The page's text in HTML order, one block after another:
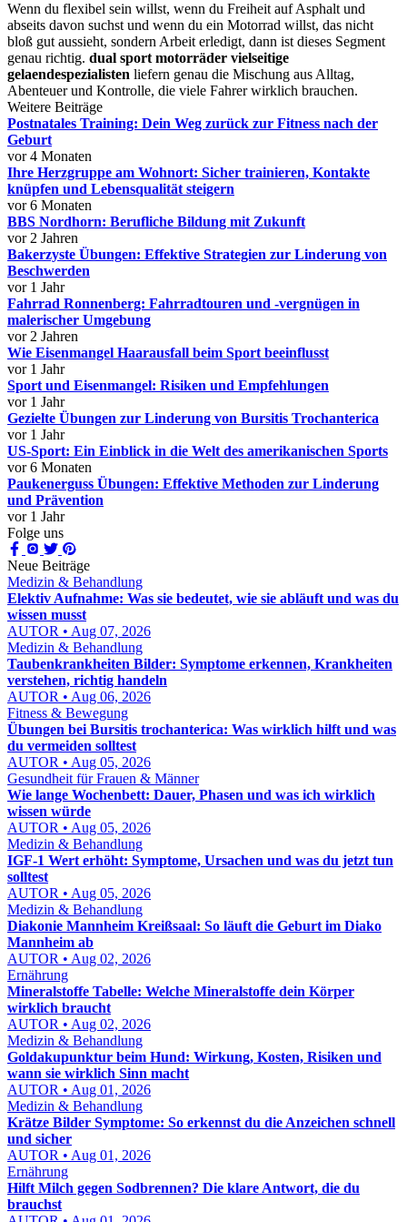
Wenn du flexibel sein willst, wenn du Freiheit auf Asphalt und
abseits davon suchst und wenn du ein Motorrad willst, das nicht
bloß gut aussieht, sondern Arbeit erledigt, dann ist dieses Segment
genau richtig. dual sport motorräder vielseitige
gelaendespezialisten liefern genau die Mischung aus Alltag,
Abenteuer und Kontrolle, die viele Fahrer wirklich brauchen.
Weitere Beiträge
Postnatales Training: Dein Weg zurück zur Fitness nach der
Geburt
vor 4 Monaten
Ihre Herzgruppe am Wohnort: Sicher trainieren, Kontakte
knüpfen und Lebensqualität steigern
vor 6 Monaten
BBS Nordhorn: Berufliche Bildung mit Zukunft
vor 2 Jahren
Bakerzyste Übungen: Effektive Strategien zur Linderung von
Beschwerden
vor 1 Jahr
Fahrrad Ronnenberg: Fahrradtouren und -vergnügen in
malerischer Umgebung
vor 2 Jahren
Wie Eisenmangel Haarausfall beim Sport beeinflusst
vor 1 Jahr
Sport und Eisenmangel: Risiken und Empfehlungen
vor 1 Jahr
Gezielte Übungen zur Linderung von Bursitis Trochanterica
vor 1 Jahr
US-Sport: Ein Einblick in die Welt des amerikanischen Sports
vor 6 Monaten
Paukenerguss Übungen: Effektive Methoden zur Linderung
und Prävention
vor 1 Jahr
Folge uns
Neue Beiträge
Medizin & Behandlung
Elektiv Aufnahme: Was sie bedeutet, wie sie abläuft und was du
wissen musst
AUTOR • Aug 07, 2026
Medizin & Behandlung
Taubenkrankheiten Bilder: Symptome erkennen, Krankheiten
verstehen, richtig handeln
AUTOR • Aug 06, 2026
Fitness & Bewegung
Übungen bei Bursitis trochanterica: Was wirklich hilft und was
du vermeiden solltest
AUTOR • Aug 05, 2026
Gesundheit für Frauen & Männer
Wie lange Wochenbett: Dauer, Phasen und was ich wirklich
wissen würde
AUTOR • Aug 05, 2026
Medizin & Behandlung
IGF-1 Wert erhöht: Symptome, Ursachen und was du jetzt tun
solltest
AUTOR • Aug 05, 2026
Medizin & Behandlung
Diakonie Mannheim Kreißsaal: So läuft die Geburt im Diako
Mannheim ab
AUTOR • Aug 02, 2026
Ernährung
Mineralstoffe Tabelle: Welche Mineralstoffe dein Körper
wirklich braucht
AUTOR • Aug 02, 2026
Medizin & Behandlung
Goldakupunktur beim Hund: Wirkung, Kosten, Risiken und
wann sie wirklich Sinn macht
AUTOR • Aug 01, 2026
Medizin & Behandlung
Krätze Bilder Symptome: So erkennst du die Anzeichen schnell
und sicher
AUTOR • Aug 01, 2026
Ernährung
Hilft Milch gegen Sodbrennen? Die klare Antwort, die du
brauchst